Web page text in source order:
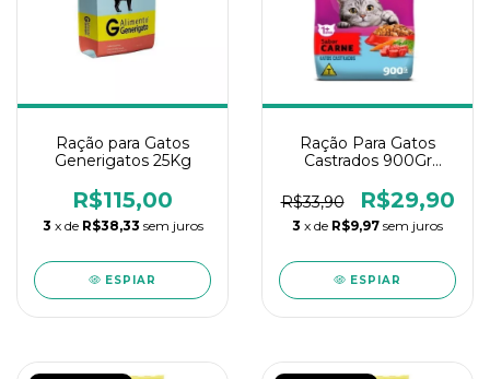
Ração para Gatos
Generigatos 25Kg
R$115,00
3 x de R$38,33 sem juros
ESPIAR
Ração Para Gatos
Castrados 900Gr
R$33,90
R$29,90
3 x de R$9,97 sem juros
ESPIAR